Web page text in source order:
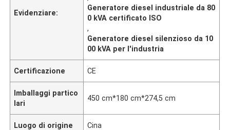
Evidenziare:
Generatore diesel industriale da 80
0 kVA certificato ISO
,
Generatore diesel silenzioso da 10
00 kVA per l'industria
Certificazione CE
Imballaggi partico
lari
450 cm*180 cm*274,5 cm
Luogo di origine Cina